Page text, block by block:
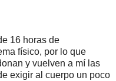
16 horas de
físico, por lo que
y vuelven a mí las
exigir al cuerpo un poco